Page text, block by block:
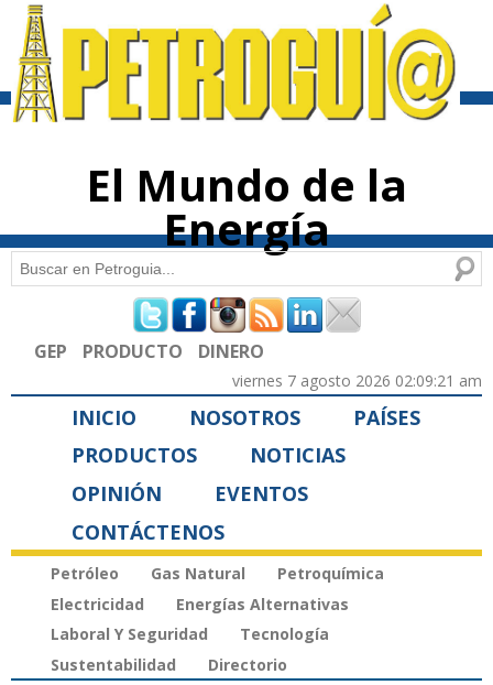
contenido
El Mundo de la
Energía
Formulario de búsqueda
Buscar
GEP PRODUCTO DINERO
viernes 7 agosto 2026 02:09:21 am
INICIO NOSOTROS
PAÍSES
PRODUCTOS
NOTICIAS
OPINIÓN
EVENTOS
CONTÁCTENOS
Petróleo Gas Natural
Petroquímica
Electricidad
Energías Alternativas
Laboral Y Seguridad
Tecnología
Sustentabilidad
Directorio